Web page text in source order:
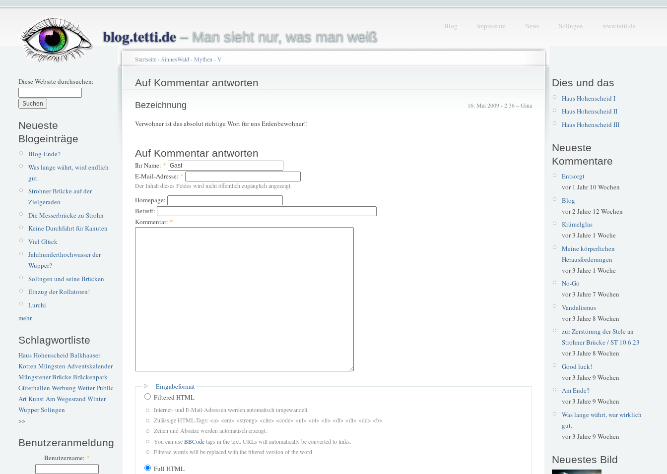
blog.tetti.de– Man sieht nur, was man weiß
Blog Impressum News Solingen www.tetti.de
Diese Website durchsuchen:
Neueste
Blogeinträge
Blog-Ende?
Was lange währt, wird endlich
gut.
Strohner Brücke auf der
Zielgeraden
Die Messerbrücke zu Strohn
Keine Durchfahrt für Kanuten
Viel Glück
Jahrhunderthochwasser der
Wupper?
Solingen und seine Brücken
Einzug der Rollatoren!
Lurchi
mehr
Schlagwortliste
Haus Hohenscheid Balkhauser
Kotten Müngsten Adventskalender
Müngstener BrückeBrückenpark
Güterhallen Werbung WetterPublic
ArtKunstAm Wegesrand Winter
WupperSolingen
>>
Benutzeranmeldung
Benutzername: *
Startseite› SinnesWald - Mythen - V
Auf Kommentar antworten
16. Mai 2009 - 2:36 – Gina
Bezeichnung
Verwohner ist das absolut richtige Wort für uns Erdenbewohner!!
Auf Kommentar antworten
Ihr Name: *
E-Mail-Adresse: *
Der Inhalt dieses Feldes wird nicht öffentlich zugänglich angezeigt.
Homepage:
Betreff:
Kommentar: *
Eingabeformat
Filtered HTML
Internet- und E-Mail-Adressen werden automatisch umgewandelt.
Zulässige HTML-Tags: <a> <em> <strong> <cite> <code> <ul> <ol> <li> <dl> <dt> <dd> <b>
Zeilen und Absätze werden automatisch erzeugt.
You can useBBCodetags in the text. URLs will automatically be converted to links.
Filtered words will be replaced with the filtered version of the word.
Full HTML
Dies und das
Haus Hohenscheid I
Haus Hohenscheid II
Haus Hohenscheid III
Neueste
Kommentare
Entsorgt
vor 1 Jahr 10 Wochen
Blog
vor 2 Jahre 12 Wochen
Krümelglas
vor 3 Jahre 1 Woche
Meine körperlichen
Herausforderungen
vor 3 Jahre 1 Woche
No-Go
vor 3 Jahre 7 Wochen
Vandalismus
vor 3 Jahre 8 Wochen
zur Zerstörung der Stele an
Strohner Brücke / ST 10.6.23
vor 3 Jahre 8 Wochen
Good luck!
vor 3 Jahre 9 Wochen
Am Ende?
vor 3 Jahre 9 Wochen
Was lange währt, war wirklich
gut.
vor 3 Jahre 9 Wochen
Neuestes Bild